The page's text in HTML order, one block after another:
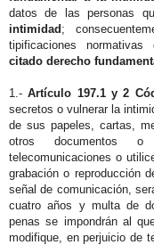
datos de las personas
intimidad ;
tipificaciones normativas
citado derecho
1.-Artículo 197.1 y 2
secretos o vulnerar la
de sus papeles, cartas,
otros documentos o
telecomunicaciones o
grabación o reproducción
señal de comunicación,
cuatro años y multa de
penas se impondrán al
modifique, en perjuicio de